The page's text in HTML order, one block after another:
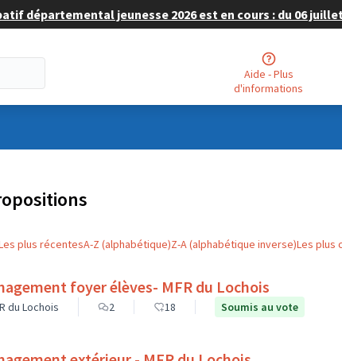
départemental jeunesse 2026 est en cours : du 06 juillet
Aide - Plus
d'informations
plus récentesA-Z (alphabétique)Z-A (alphabétique inverse)Les plus
foyer élèves- MFR du Lochois
du Lochois 2 18 Soumis au vote